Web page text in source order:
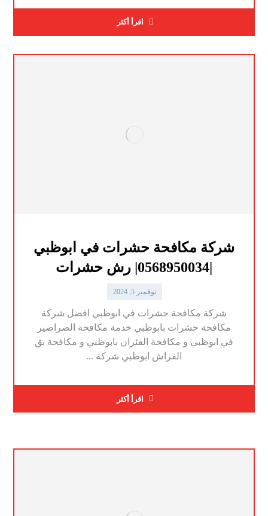
اقرأ أكثر
شركة مكافحة حشرات في ابوظبي
|0568950034| رش حشرات
نوفمبر 5, 2024
شركة مكافحة حشرات في ابوظبي افضل شركة
مكافحة حشرات بابوظبي خدمة مكافحة الصراصير
في ابوظبي و مكافحة الفئران بابوظبي و مكافحة بق
الفراش ابوظبي شركة ...
اقرأ أكثر